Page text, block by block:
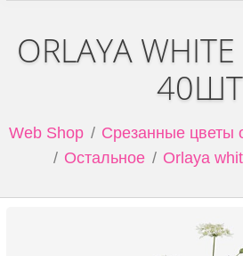
ORLAYA
40ШТ
Web Shop
Срезанные цветы
Остальное
Orlaya